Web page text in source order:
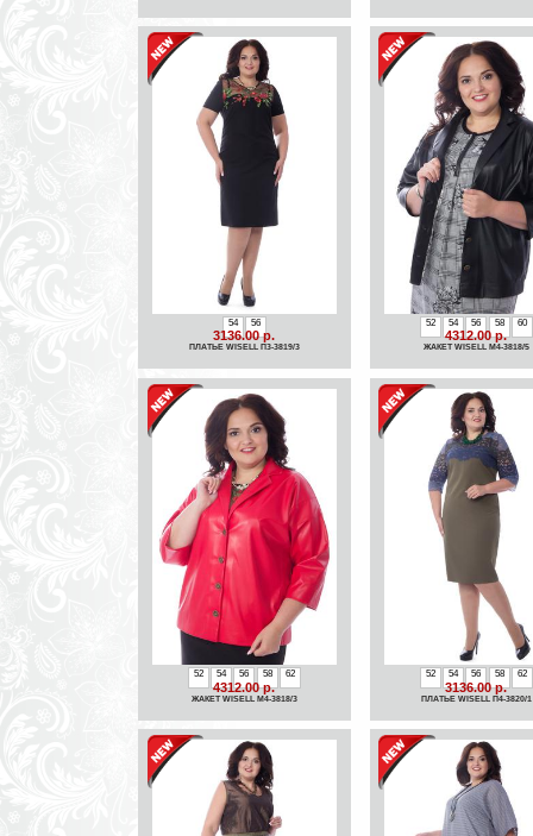
54 56
3136.00 р.
ПЛАТЬЕ WISELL П3-3819/3
52 54 56 58 60
4312.00 р.
ЖАКЕТ WISELL М4-3818/5
52 54 56 58 62
4312.00 р.
ЖАКЕТ WISELL М4-3818/3
52 54 56 58 62
3136.00 р.
ПЛАТЬЕ WISELL П4-3820/1